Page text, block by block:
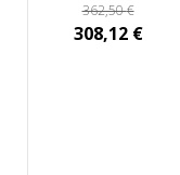
362,50€
308,12 €